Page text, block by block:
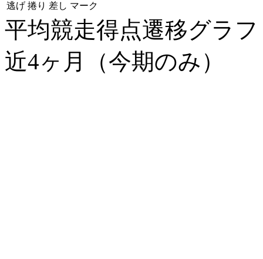
逃げ 捲り 差し マーク
平均競走得点遷移グラ
近4ヶ月（今期のみ）